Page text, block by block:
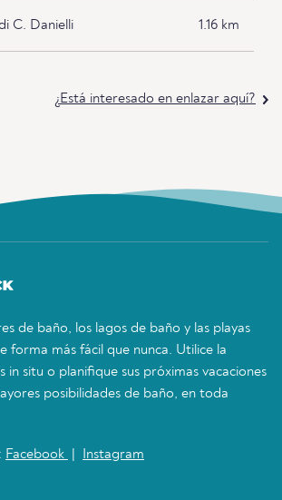
C. Danielli 1.16 km
¿Está interesado en enlazar aquí?
de baño, los lagos de baño y las playas
forma más fácil que nunca. Utilice la
in situ o planifique sus próximas vacaciones
posibilidades de baño, en toda
Facebook Instagram